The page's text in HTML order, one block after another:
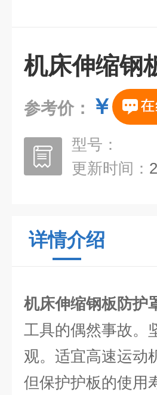
机床伸缩钢
参考价： ￥
型号：
更新时间：
详情介绍
机床伸缩钢板防护
工具的偶然事故。
观。适宜高速运动
但保护护板的使用